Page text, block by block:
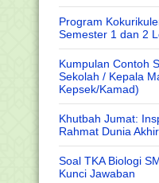
Program
Semester 1 dan 2
Kumpulan Contoh
Sekolah / Kepala
Kepsek/Kamad)
Khutbah Jumat:
Rahmat Dunia
Soal TKA Biologi
Kunci Jawaban